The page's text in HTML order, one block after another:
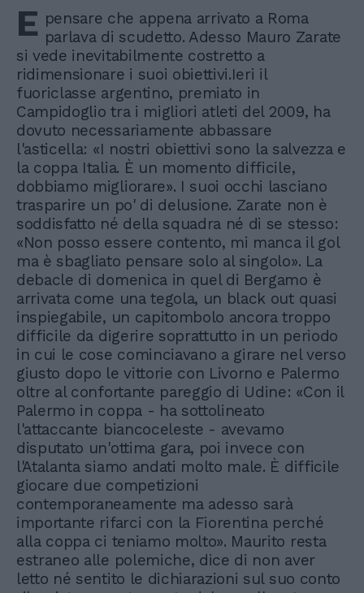
E pensare che appena arrivato a Roma
parlava di scudetto. Adesso Mauro Zarate
si vede inevitabilmente costretto a
ridimensionare i suoi obiettivi.Ieri il
fuoriclasse argentino, premiato in
Campidoglio tra i migliori atleti del 2009, ha
dovuto necessariamente abbassare
l'asticella: «I nostri obiettivi sono la salvezza e
la coppa Italia. È un momento difficile,
dobbiamo migliorare». I suoi occhi lasciano
trasparire un po' di delusione. Zarate non è
soddisfatto né della squadra né di se stesso:
«Non posso essere contento, mi manca il gol
ma è sbagliato pensare solo al singolo». La
debacle di domenica in quel di Bergamo è
arrivata come una tegola, un black out quasi
inspiegabile, un capitombolo ancora troppo
difficile da digerire soprattutto in un periodo
in cui le cose cominciavano a girare nel verso
giusto dopo le vittorie con Livorno e Palermo
oltre al confortante pareggio di Udine: «Con il
Palermo in coppa - ha sottolineato
l'attaccante biancoceleste - avevamo
disputato un'ottima gara, poi invece con
l'Atalanta siamo andati molto male. È difficile
giocare due competizioni
contemporaneamente ma adesso sarà
importante rifarci con la Fiorentina perché
alla coppa ci teniamo molto». Maurito resta
estraneo alle polemiche, dice di non aver
letto né sentito le dichiarazioni sul suo conto